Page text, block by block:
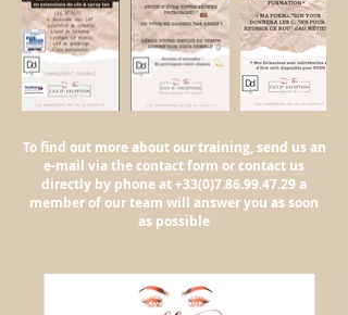
To find out more about our training, send us an
e-mail via the contact form or contact us
directly by phone at+33(0)7.86.99.47.29a
member of our team will answer you as soon
as possible